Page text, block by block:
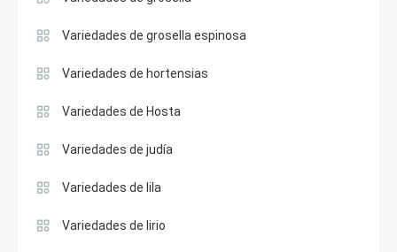
Variedades de grosella espinosa
Variedades de hortensias
Variedades de Hosta
Variedades de judía
Variedades de lila
Variedades de lirio